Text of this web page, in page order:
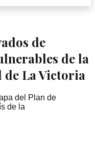
de
de la
La Victoria
del Plan de
de la